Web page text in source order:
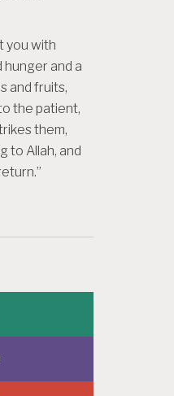
you with
and a
and fruits,
the patient,
them,
to Allah, and